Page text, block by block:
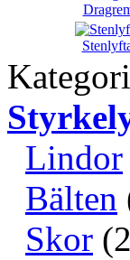
Lindor
Bälten
Skor